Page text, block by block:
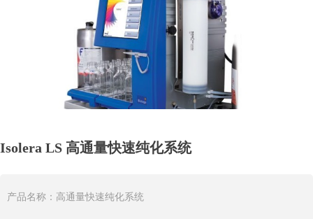
Isolera LS 高通量快速纯化系统
产品名称：高通量快速纯化系统